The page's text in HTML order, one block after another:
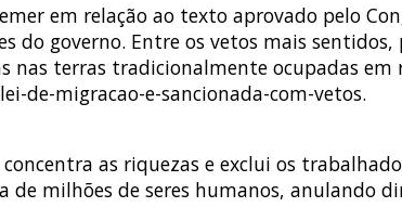
em relação ao texto aprovado pelo
do governo. Entre os vetos mais
terras tradicionalmente ocupadas em
de-migracao-e-sancionada-com-vetos.
as riquezas e exclui os
milhões de seres humanos, anulando